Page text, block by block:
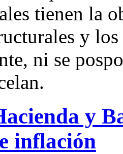
tienen la
y
ni se
y
inflación